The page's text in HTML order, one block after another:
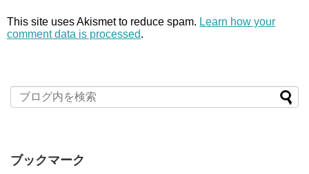
This site uses Akismet to reduce spam. Learn how your
comment data is processed.
ブックマーク